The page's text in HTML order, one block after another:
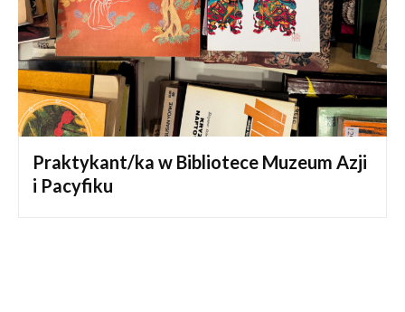
Praktykant/ka w Bibliotece Muzeum Azji
i Pacyfiku